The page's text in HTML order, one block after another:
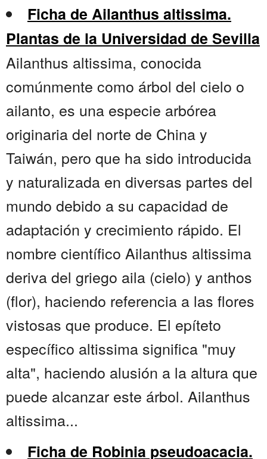
Ficha de Ailanthus altissima.
Plantas de la Universidad de Sevilla
Ailanthus altissima, conocida
comúnmente como árbol del cielo o
ailanto, es una especie arbórea
originaria del norte de China y
Taiwán, pero que ha sido introducida
y naturalizada en diversas partes del
mundo debido a su capacidad de
adaptación y crecimiento rápido. El
nombre científico Ailanthus altissima
deriva del griego aila (cielo) y anthos
(flor), haciendo referencia a las flores
vistosas que produce. El epíteto
específico altissima significa "muy
alta", haciendo alusión a la altura que
puede alcanzar este árbol. Ailanthus
altissima...
Ficha de Robinia pseudoacacia.